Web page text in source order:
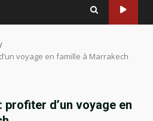
voyage en famille à Marrakech
d’un voyage en